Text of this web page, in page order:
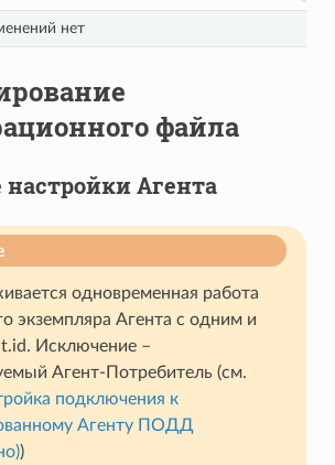
нет
файла
Агента
одновременная работа
экземпляра Агента с одним и
Исключение –
Агент-Потребитель (см.
подключения к
Агенту ПОДД
)